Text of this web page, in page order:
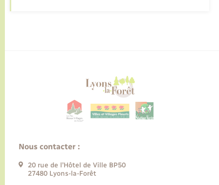
Nous contacter :
20 rue de l’Hôtel de Ville BP50
27480 Lyons-la-Forêt